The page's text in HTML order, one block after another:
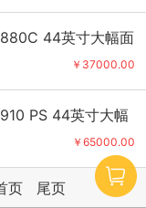
44英寸大幅面
￥37000.00
PS 44英寸大幅
￥65000.00
页 尾页